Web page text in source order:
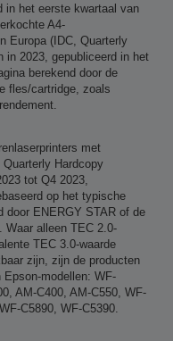
in het eerste kwartaal van
A4-
Europa (IDC, Quarterly
in 2023, gepubliceerd in het
berekend door de
fles/cartridge, zoals
met
Hardcopy
tot Q4 2023,
op het typische
door ENERGY STAR of de
alleen TEC 2.0-
TEC 3.0-waarde
zijn, zijn de producten
Epson-modellen: WF-
AM-C400, AM-C550, WF-
C5890, WF-C5390.